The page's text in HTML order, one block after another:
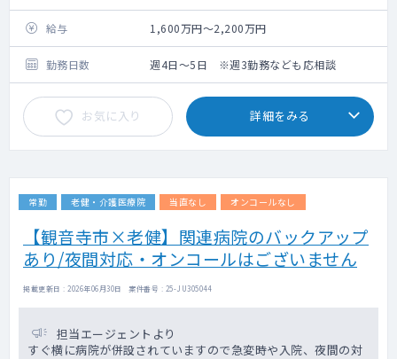
っておりますが、
今後は自由診療に加えて、保険診療も実施
したいといった構想もございます。
（一般内科外来・皮膚科外来など）
具体的な勤務内容は、先生のご希望やご経
験などをもとに、相談のうえで決定となりま
す。
ご要望など、お気軽にお申し付けください
ませ。
給与 1,600万円～2,200万円
勤務日数 週4日～5日 ※週3勤務なども応相談
お気に入り 詳細をみる
常勤 老健・介護医療院 当直なし オンコールなし
【観音寺市×老健】関連病院のバックアップ
あり/夜間対応・オンコールはございません
掲載更新日 : 2026年06月30日 案件番号 : 25-JU305044
担当エージェントより
すぐ横に病院が併設されていますので急変時や入院、夜間の対